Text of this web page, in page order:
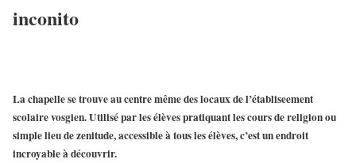
inconito
Lachapellese trouve au centre même des locaux de l’établiseement
scolaire vosgien. Utilisé par les élèves pratiquant les cours de religion ou
simple lieu de zenitude, accessible à tous les élèves, c’est un endroit
incroyable à découvrir.